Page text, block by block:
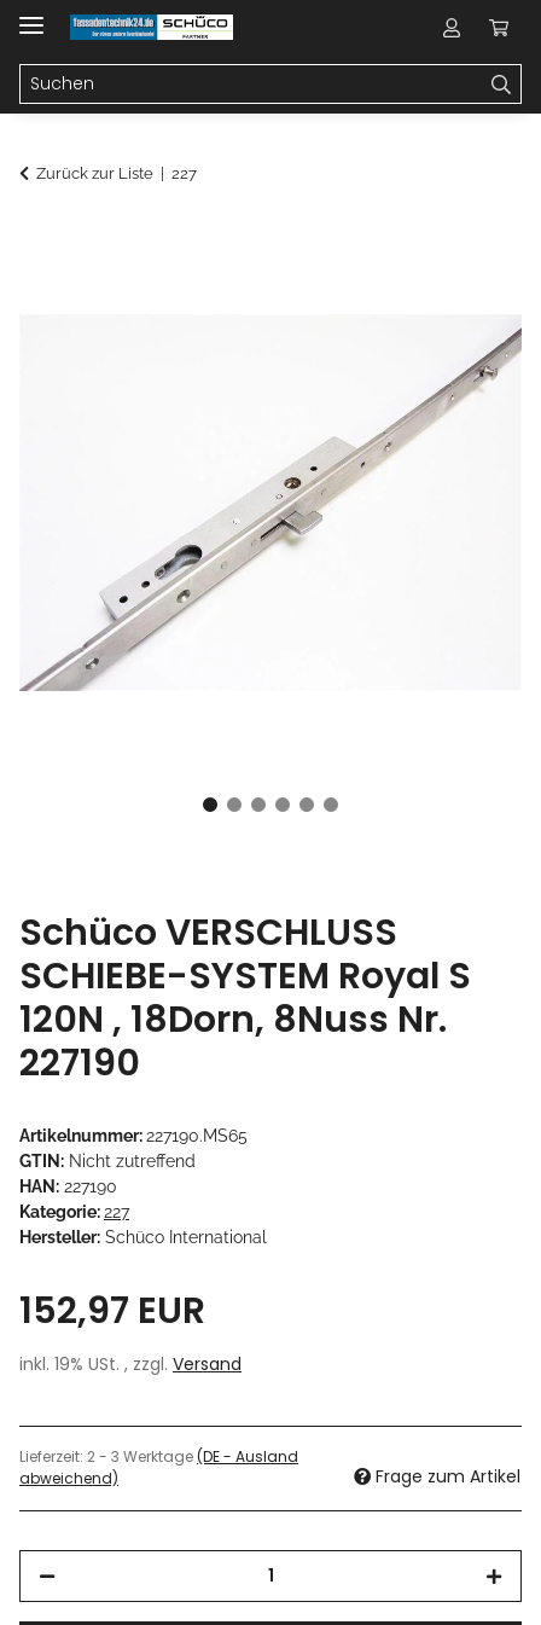
Zurück zur Liste 227
Schüco VERSCHLUSS
SCHIEBE-SYSTEM Royal S
120N , 18Dorn, 8Nuss Nr.
227190
Artikelnummer:227190.MS65
GTIN: Nicht zutreffend
HAN: 227190
Kategorie:227
Hersteller: Schüco International
152,97 EUR
inkl. 19% USt. , zzgl. Versand
Lieferzeit: 2 - 3 Werktage(DE - Ausland
abweichend)
Frage zum Artikel